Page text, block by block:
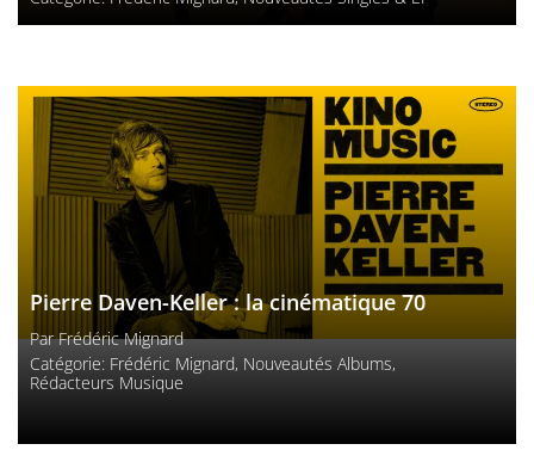
Pierre Daven-Keller : la cinématique 70
ParFrédéric Mignard
Catégorie: Frédéric Mignard, Nouveautés Albums,
Rédacteurs Musique